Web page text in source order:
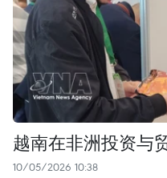
越南在非洲投资与
10/05/2026 10:38